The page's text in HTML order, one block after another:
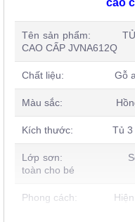
cao
Tên sản phẩm: TỦ
CAO CẤP JVNA612Q
Chất liệu: Gỗ
Màu sắc:
Kích thước: Tủ 3
Lớp sơn: Sơn
toàn cho bé
Phong cách: Hiện